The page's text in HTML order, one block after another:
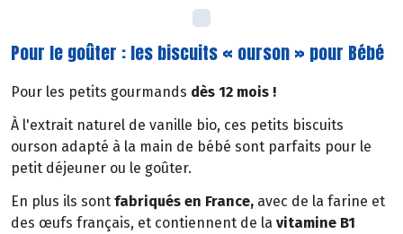
Pour le goûter : les biscuits « ourson » pour Bébé
Pour les petits gourmands dès 12 mois !
À l'extrait naturel de vanille bio, ces petits biscuits
ourson adapté à la main de bébé sont parfaits pour le
petit déjeuner ou le goûter.
En plus ils sont fabriqués en France, avec de la farine et
des œufs français, et contiennent de la vitamine B1